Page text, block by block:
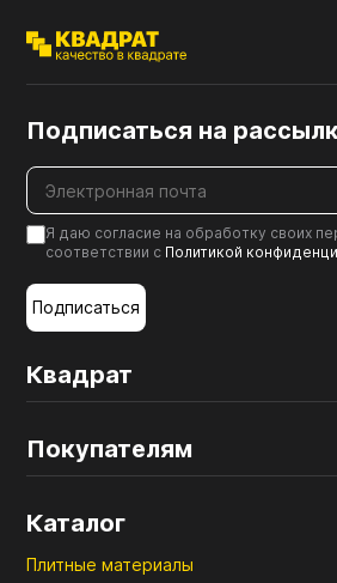
Квадрат
Покупателям
Каталог
Плитные материалы
Подписаться на
Я даю согласие на обработку своих
соответствии с Политикой
Подписаться